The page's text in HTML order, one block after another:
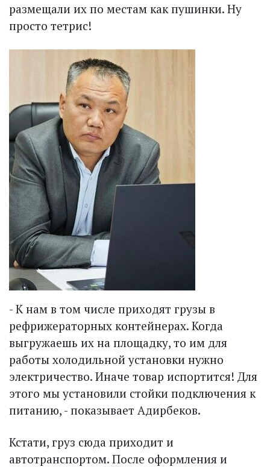
размещали их по местам как пушинки. Ну
просто тетрис!
- К нам в том числе приходят грузы в
рефрижераторных контейнерах. Когда
выгружаешь их на площадку, то им для
работы холодильной установки нужно
электричество. Иначе товар испортится! Для
этого мы установили стойки подключения к
питанию, - показывает Адирбеков.
Кстати, груз сюда приходит и
автотранспортом. После оформ­ления и